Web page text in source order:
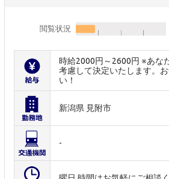
閲覧状況
時給2000円～2600円 ※あな
考慮して決定いたします。
い！
新潟県 見附市
-